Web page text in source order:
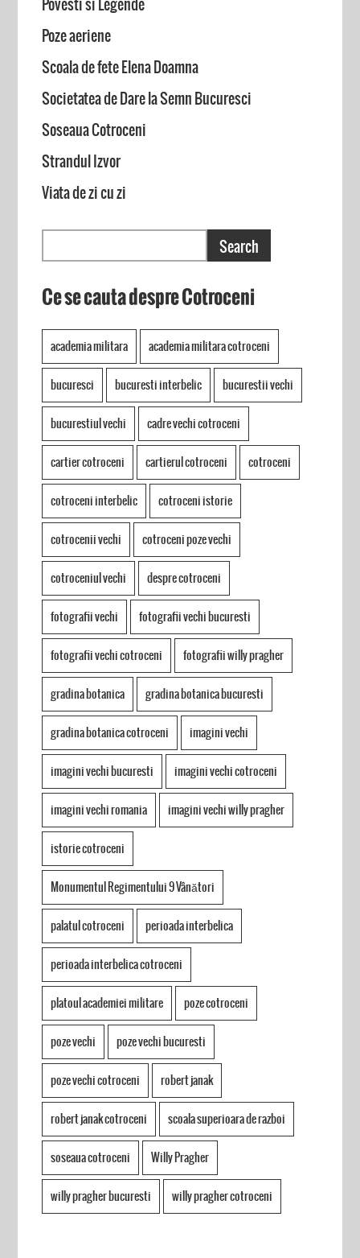
Povesti si Legende
Poze aeriene
Scoala de fete Elena Doamna
Societatea de Dare la Semn Bucuresci
Soseaua Cotroceni
Strandul Izvor
Viata de zi cu zi
Ce se cauta despre Cotroceni
academia militara academia militara cotroceni
bucuresci bucuresti interbelic bucurestii vechi
bucurestiul vechi cadre vechi cotroceni
cartier cotroceni cartierul cotroceni cotroceni
cotroceni interbelic cotroceni istorie
cotrocenii vechi cotroceni poze vechi
cotroceniul vechi despre cotroceni
fotografii vechi fotografii vechi bucuresti
fotografii vechi cotroceni fotografii willy pragher
gradina botanica gradina botanica bucuresti
gradina botanica cotroceni imagini vechi
imagini vechi bucuresti imagini vechi cotroceni
imagini vechi romania imagini vechi willy pragher
istorie cotroceni
Monumentul Regimentului 9 Vânători
palatul cotroceni perioada interbelica
perioada interbelica cotroceni
platoul academiei militare poze cotroceni
poze vechi poze vechi bucuresti
poze vechi cotroceni robert janak
robert janak cotroceni scoala superioara de razboi
soseaua cotroceni Willy Pragher
willy pragher bucuresti willy pragher cotroceni